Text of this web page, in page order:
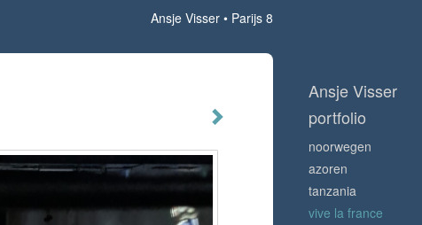
Ansje Visser Parijs 8
Ansje Visser
portfolio
noorwegen
azoren
tanzania
vive la france